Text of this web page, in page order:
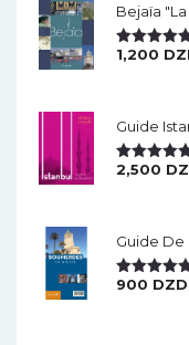
Bejaïa "la
Note5.00
1,200
Guide
Note5.00
2,500
Guide De
Note
5.00
900 DZD